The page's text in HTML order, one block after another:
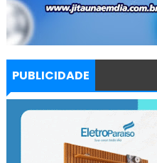
PUBLICIDADE